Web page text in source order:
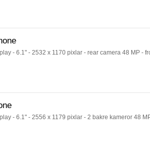
- 6.1" - 2532 x 1170 pixlar - rear camera 48 MP -
- 6.1" - 2556 x 1179 pixlar - 2 bakre kameror 48